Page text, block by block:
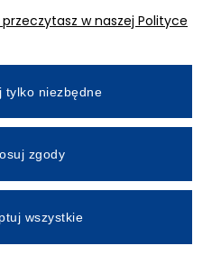
© 2026 Mimari.com.pl
w naszej Polityce
tylko niezbędne
zgody
wszystkie